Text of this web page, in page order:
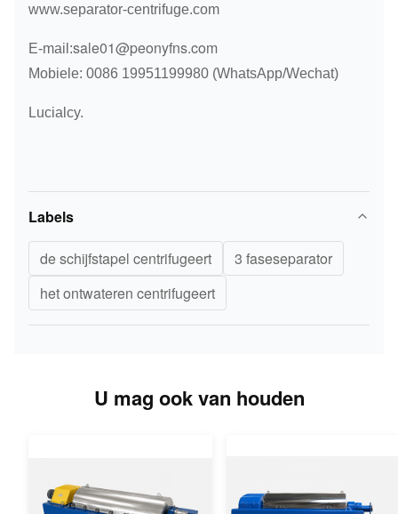
www.separator-centrifuge.com
E-mail:sale01@peonyfns.com
Mobiele: 0086 19951199980 (WhatsApp/Wechat)
Lucialcy.
Labels
de schijfstapel centrifugeert
3 faseseparator
het ontwateren centrifugeert
U mag ook van houden